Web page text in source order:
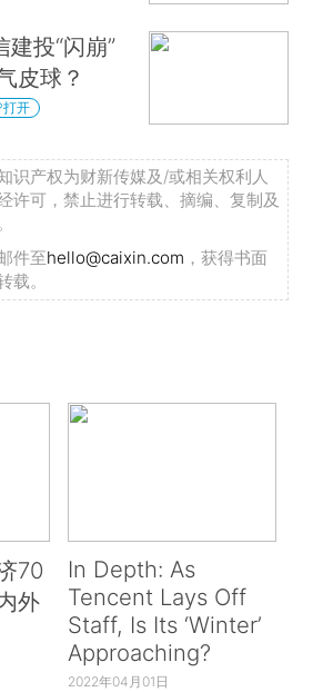
建投“闪崩”
皮球？
打开
识产权为财新传媒及/或相关权利人
许可，禁止进行转载、摘编、复制及
件至hello@caixin.com ，获得书面
载。
70
外
In Depth: As
Tencent Lays Off
Staff, Is Its ‘Winter’
Approaching?
2022年04月01日